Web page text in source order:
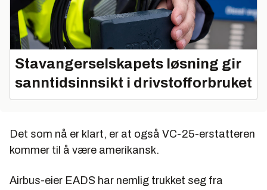
Stavangerselskapets løsning gir
sanntidsinnsikt i drivstofforbruket
Det som nå er klart, er at også VC-25-erstatteren
kommer til å være amerikansk.
Airbus-eier EADS har nemlig trukket seg fra